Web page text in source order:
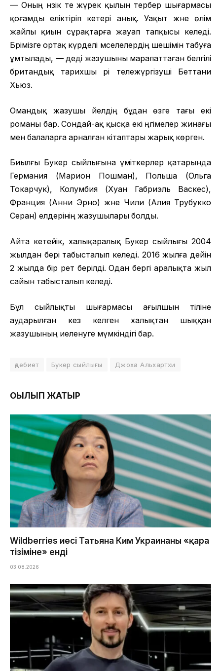
— Оның нәзік те жүрек қылын тербер шығармасы
қоғамды еліктіріп әкетері анық. Уақыт және өлім
жайлы қиын сұрақтарға жауап тапқысы келеді.
Бәрімізге ортақ күрделі мәселелердің шешімін табуға
ұмтылады, — деді жазушыны марапаттаған белгілі
британдық тарихшы әрі тележүргізуші Беттани
Хьюз.
Омандық жазушы әйелдің бұдан өзге тағы екі
романы бар. Сондай-ақ қысқа екі әңгімелер жинағы
мен балаларға арналған кітаптары жарық көрген.
Биылғы Букер сыйлығына үміткерлер қатарында
Германия (Марион Пошман), Польша (Ольга
Токарчук), Колумбия (Хуан Габриэль Васкес),
Франция (Анни Эрно) және Чили (Алия Трубукко
Серан) елдерінің жазушылары болды.
Айта кетейік, халықаралық Букер сыйлығы 2004
жылдан бері табысталып келеді. 2016 жылға дейін
2 жылда бір рет берілді. Одан бергі аралықта жыл
сайын табысталып келеді.
Бұл сыйлықты шығармасы ағылшын тіліне
аударылған кез келген халықтан шыққан
жазушының иеленуге мүмкіндігі бар.
әдебиет Букер сыйлығы Джоха Альхартхи
ОҚЫЛЫП ЖАТЫР
Wildberries иесі Татьяна Ким Украинаның «қара
тізіміне» енді
03.08.2026